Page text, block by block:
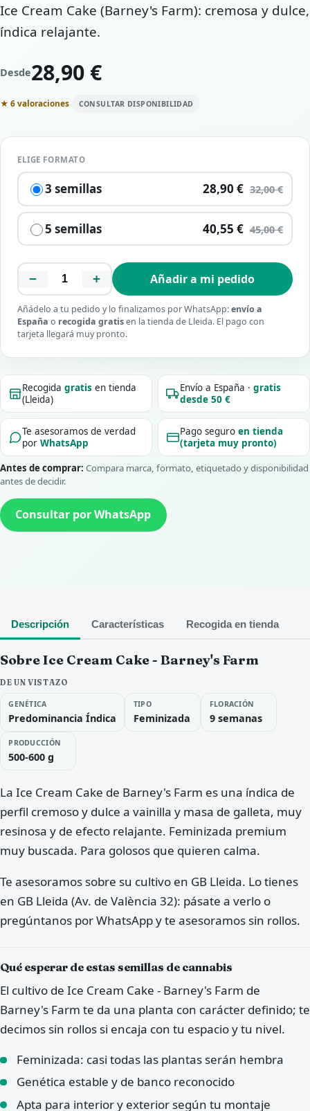
Ice Cream Cake (Barney's Farm): cremosa y dulce,
índica relajante.
Desde28,90 €
★ 6 valoraciones CONSULTAR DISPONIBILIDAD
ELIGE FORMATO
3 semillas 28,90 € 32,00 €
5 semillas 40,55 € 45,00 €
− + Añadir a mi pedido
Añádelo a tu pedido y lo finalizamos por WhatsApp:envío a
España o recogida gratisen la tienda de Lleida. El pago con
tarjeta llegará muy pronto.
Recogidagratis en tienda
(Lleida)
Envío a España ·gratis
desde 50 €
Te asesoramos de verdad
porWhatsApp
Pago seguroen tienda
(tarjeta muy pronto)
Antes de comprar: Compara marca, formato, etiquetado y disponibilidad
antes de decidir.
Consultar por WhatsApp
Descripción Características Recogida en tienda
Sobre Ice Cream Cake - Barney's Farm
DE UN VISTAZO
GENÉTICA
Predominancia Índica
TIPO
Feminizada
FLORACIÓN
9 semanas
PRODUCCIÓN
500-600 g
La Ice Cream Cake de Barney's Farm es una índica de
perfil cremoso y dulce a vainilla y masa de galleta, muy
resinosa y de efecto relajante. Feminizada premium
muy buscada. Para golosos que quieren calma.
Te asesoramos sobre su cultivo en GB Lleida. Lo tienes
en GB Lleida (Av. de València 32): pásate a verlo o
pregúntanos por WhatsApp y te asesoramos sin rollos.
Qué esperar de estas semillas de cannabis
El cultivo de Ice Cream Cake - Barney's Farm de
Barney's Farm te da una planta con carácter definido; te
decimos sin rollos si encaja con tu espacio y tu nivel.
Feminizada: casi todas las plantas serán hembra
Genética estable y de banco reconocido
Apta para interior y exterior según tu montaje